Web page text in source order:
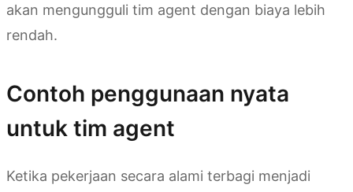
akan mengungguli tim agent dengan biaya lebih
rendah.
Contoh penggunaan nyata
untuk tim agent
Ketika pekerjaan secara alami terbagi menjadi